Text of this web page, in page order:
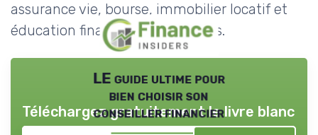
assurance vie, bourse, immobilier locatif et
éducation financière des enfants.
LE guide ultime pour
bien choisir son
conseiller financier
Téléchargez gratuitement le livre blanc